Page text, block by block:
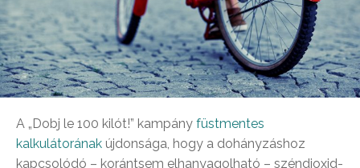
A „Dobj le 100 kilót!” kampány füstmentes
kalkulátorának újdonsága, hogy a dohányzáshoz
kapcsolódó – korántsem elhanyagolható – széndioxid-